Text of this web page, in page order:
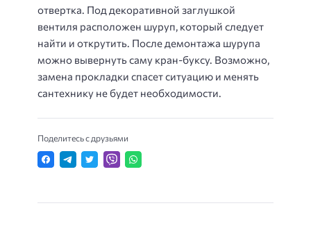
отвертка. Под декоративной заглушкой
вентиля расположен шуруп, который следует
найти и открутить. После демонтажа шурупа
можно вывернуть саму кран-буксу. Возможно,
замена прокладки спасет ситуацию и менять
сантехнику не будет необходимости.
Поделитесь с друзьями